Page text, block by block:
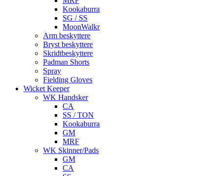
Kookaburra
SG / SS
MoonWalkr
Arm beskyttere
Bryst beskyttere
Skridtbeskyttere
Padman Shorts
Spray
Fielding Gloves
Wicket Keeper
WK Handsker
CA
SS / TON
Kookaburra
GM
MRF
WK Skinner/Pads
GM
CA